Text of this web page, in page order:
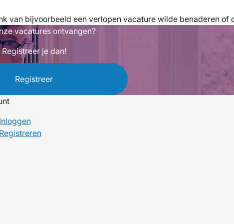
van bijvoorbeeld een verlopen vacature wilde benaderen of
vacatures ontvangen?
Registreer je dan!
Registreer
Inloggen
Registreren